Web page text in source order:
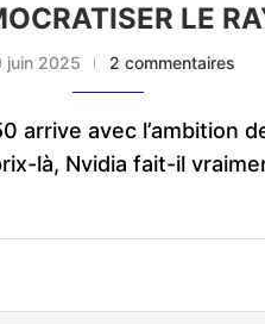
LE
juin 2025 2 commentaires
arrive avec l’ambition
là, Nvidia fait-il